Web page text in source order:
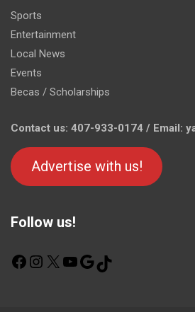
Sports
Entertainment
Local News
Events
Becas / Scholarships
Contact us: 407-933-0174 / Email:
Advertise with us!
Follow us!
F
X
Y
G
o